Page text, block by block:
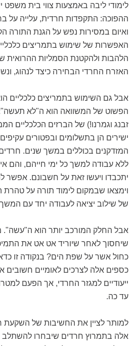
לימודי ליבה באמצעות צווי בית משפט
ההפוכה: התקפדות חרדית, עלייה על
ואיום במסירות נפש על הגנת התורה
האפשרות של שימוש בתמריצים
הלהבות ולהקטנת הסמליות ההרואית
האזרח החרדי הבחירה כיצד לנהוג,
אבל גם השימוש בתמריצים כלכליים
הפשוט של המשוואה הוא ה"לא תעשה":
זבנג וגמרנו!) של הברזים הכלכליים
ישירים הן בתשלומים ובפטורים
המזדקנים בכוללים במשך שנים.
ללא עבודה למשך כל ימי חייהם, והם
יתכבדו ויעשו זאת על חשבונם. אפשר
וימצאו שבמקום לימוד תורה על
של שילוב יציאה לעבודה יחד עם
אבל החלק המורכב יותר הוא
שיחסוך לאחר שיוריד אט אט את
כחול אשר על שפת הים? בנקודה זו
כספים אלה לצרכים לאומיים חשובים
ייעודיים למגזר החרדי, אך הפעם
עד כה.
למותר לציין את החשיבות של השקעת
אלה בתמרוץ חרדים שיבחרו